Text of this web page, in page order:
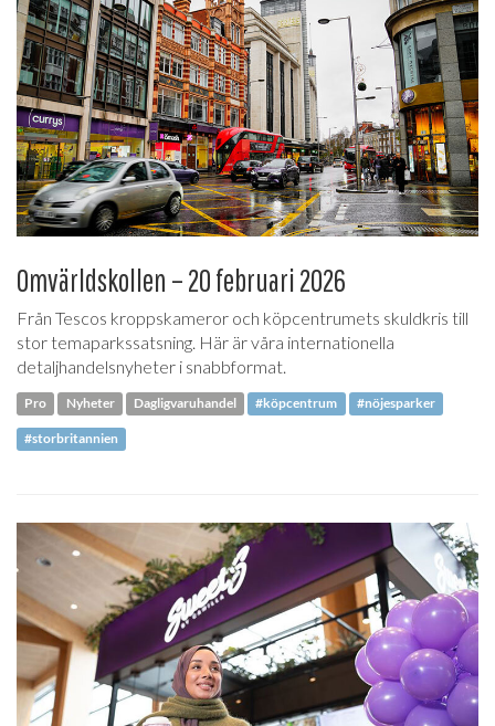
Omvärldskollen – 20 februari 2026
Från Tescos kroppskameror och köpcentrumets skuldkris till
stor temaparkssatsning. Här är våra internationella
detaljhandelsnyheter i snabbformat.
Pro Nyheter Dagligvaruhandel #köpcentrum #nöjesparker
#storbritannien